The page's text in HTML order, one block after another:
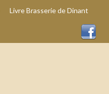
Livre Brasserie de Dinant